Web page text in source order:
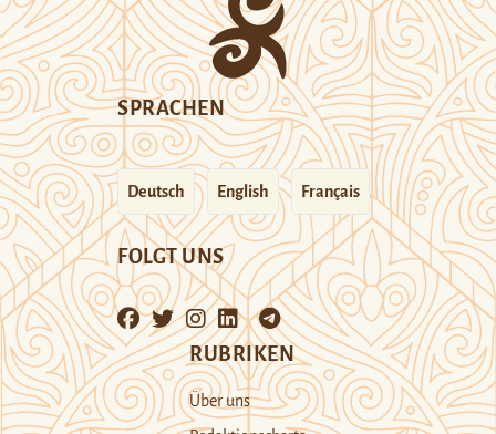
SPRACHEN
Deutsch English Français
FOLGT UNS
RUBRIKEN
Über uns